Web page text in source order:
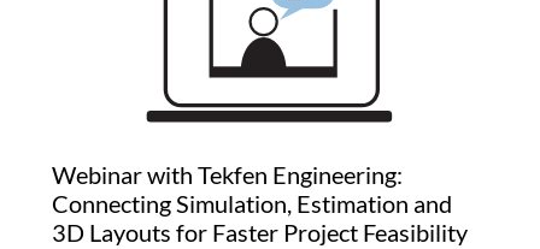
Webinar with Tekfen Engineering:
Connecting Simulation, Estimation and
3D Layouts for Faster Project Feasibility